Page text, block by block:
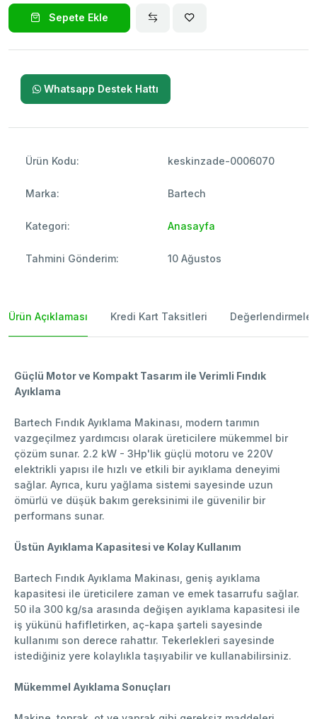
Sepete Ekle
Whatsapp Destek Hattı
Ürün Kodu: keskinzade-0006070
Marka: Bartech
Kategori: Anasayfa
Tahmini Gönderim: 10 Ağustos
Ürün Açıklaması Kredi Kart Taksitleri Değerlendirmeler
Güçlü Motor ve Kompakt Tasarım ile Verimli Fındık
Ayıklama
Bartech Fındık Ayıklama Makinası, modern tarımın
vazgeçilmez yardımcısı olarak üreticilere mükemmel bir
çözüm sunar. 2.2 kW - 3Hp'lik güçlü motoru ve 220V
elektrikli yapısı ile hızlı ve etkili bir ayıklama deneyimi
sağlar. Ayrıca, kuru yağlama sistemi sayesinde uzun
ömürlü ve düşük bakım gereksinimi ile güvenilir bir
performans sunar.
Üstün Ayıklama Kapasitesi ve Kolay Kullanım
Bartech Fındık Ayıklama Makinası, geniş ayıklama
kapasitesi ile üreticilere zaman ve emek tasarrufu sağlar.
50 ila 300 kg/sa arasında değişen ayıklama kapasitesi ile
iş yükünü hafifletirken, aç-kapa şarteli sayesinde
kullanımı son derece rahattır. Tekerlekleri sayesinde
istediğiniz yere kolaylıkla taşıyabilir ve kullanabilirsiniz.
Mükemmel Ayıklama Sonuçları